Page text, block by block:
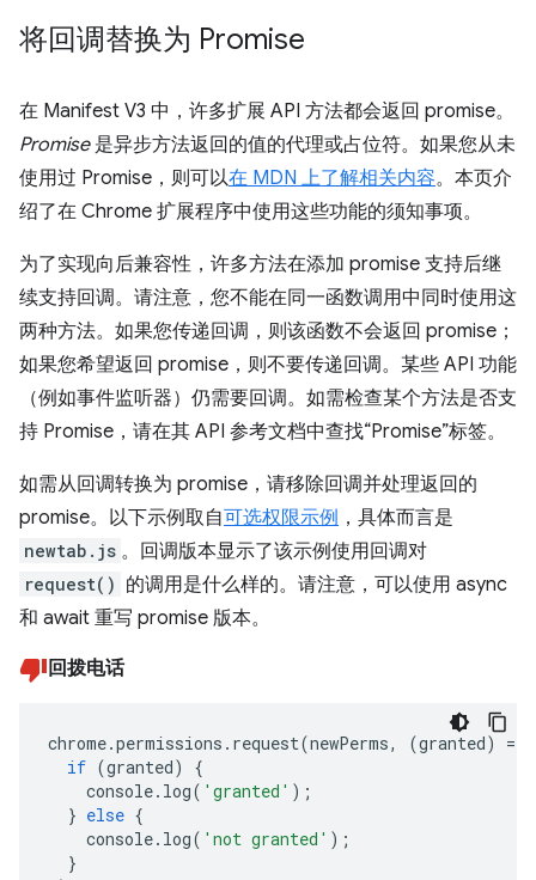
将回调替换为 Promise
在 Manifest V3 中，许多扩展 API 方法都会返回 promise。
Promise是异步方法返回的值的代理或占位符。如果您从未
使用过 Promise，则可以在 MDN 上了解相关内容。本页介
绍了在 Chrome 扩展程序中使用这些功能的须知事项。
为了实现向后兼容性，许多方法在添加 promise 支持后继
续支持回调。请注意，您不能在同一函数调用中同时使用这
两种方法。如果您传递回调，则该函数不会返回 promise；
如果您希望返回 promise，则不要传递回调。某些 API 功能
（例如事件监听器）仍需要回调。如需检查某个方法是否支
持 Promise，请在其 API 参考文档中查找“Promise”标签。
如需从回调转换为 promise，请移除回调并处理返回的
promise。以下示例取自可选权限示例 ，具体而言是
newtab.js 。回调版本显示了该示例使用回调对
request() 的调用是什么样的。请注意，可以使用 async
和 await 重写 promise 版本。
回拨电话
chrome.permissions . request(newPerms, (granted) =>
if (granted)
{
console. log( 'granted' );
} else {
console. log( 'not granted' );
}